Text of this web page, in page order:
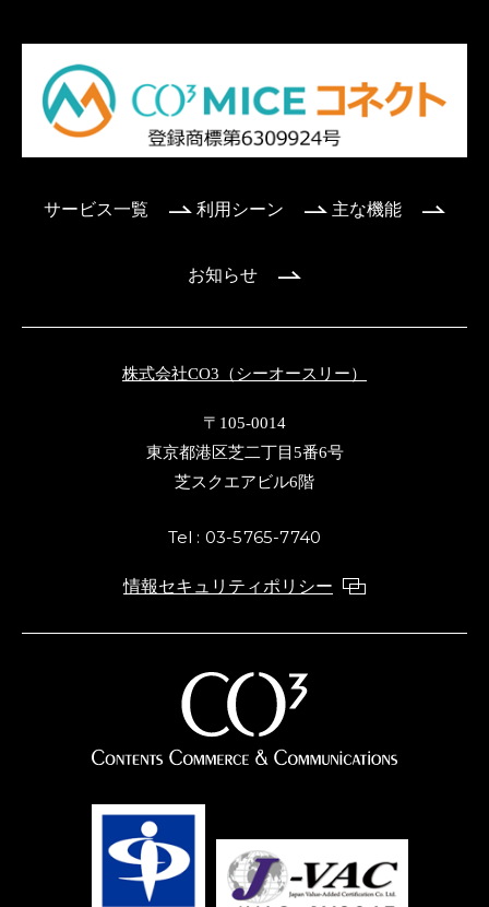
サービス一覧 利用シーン 主な機能
お知らせ
株式会社CO3（シーオースリー）
〒105-0014
東京都港区芝二丁目5番6号
芝スクエアビル6階
Tel : 03-5765-7740
情報セキュリティポリシー